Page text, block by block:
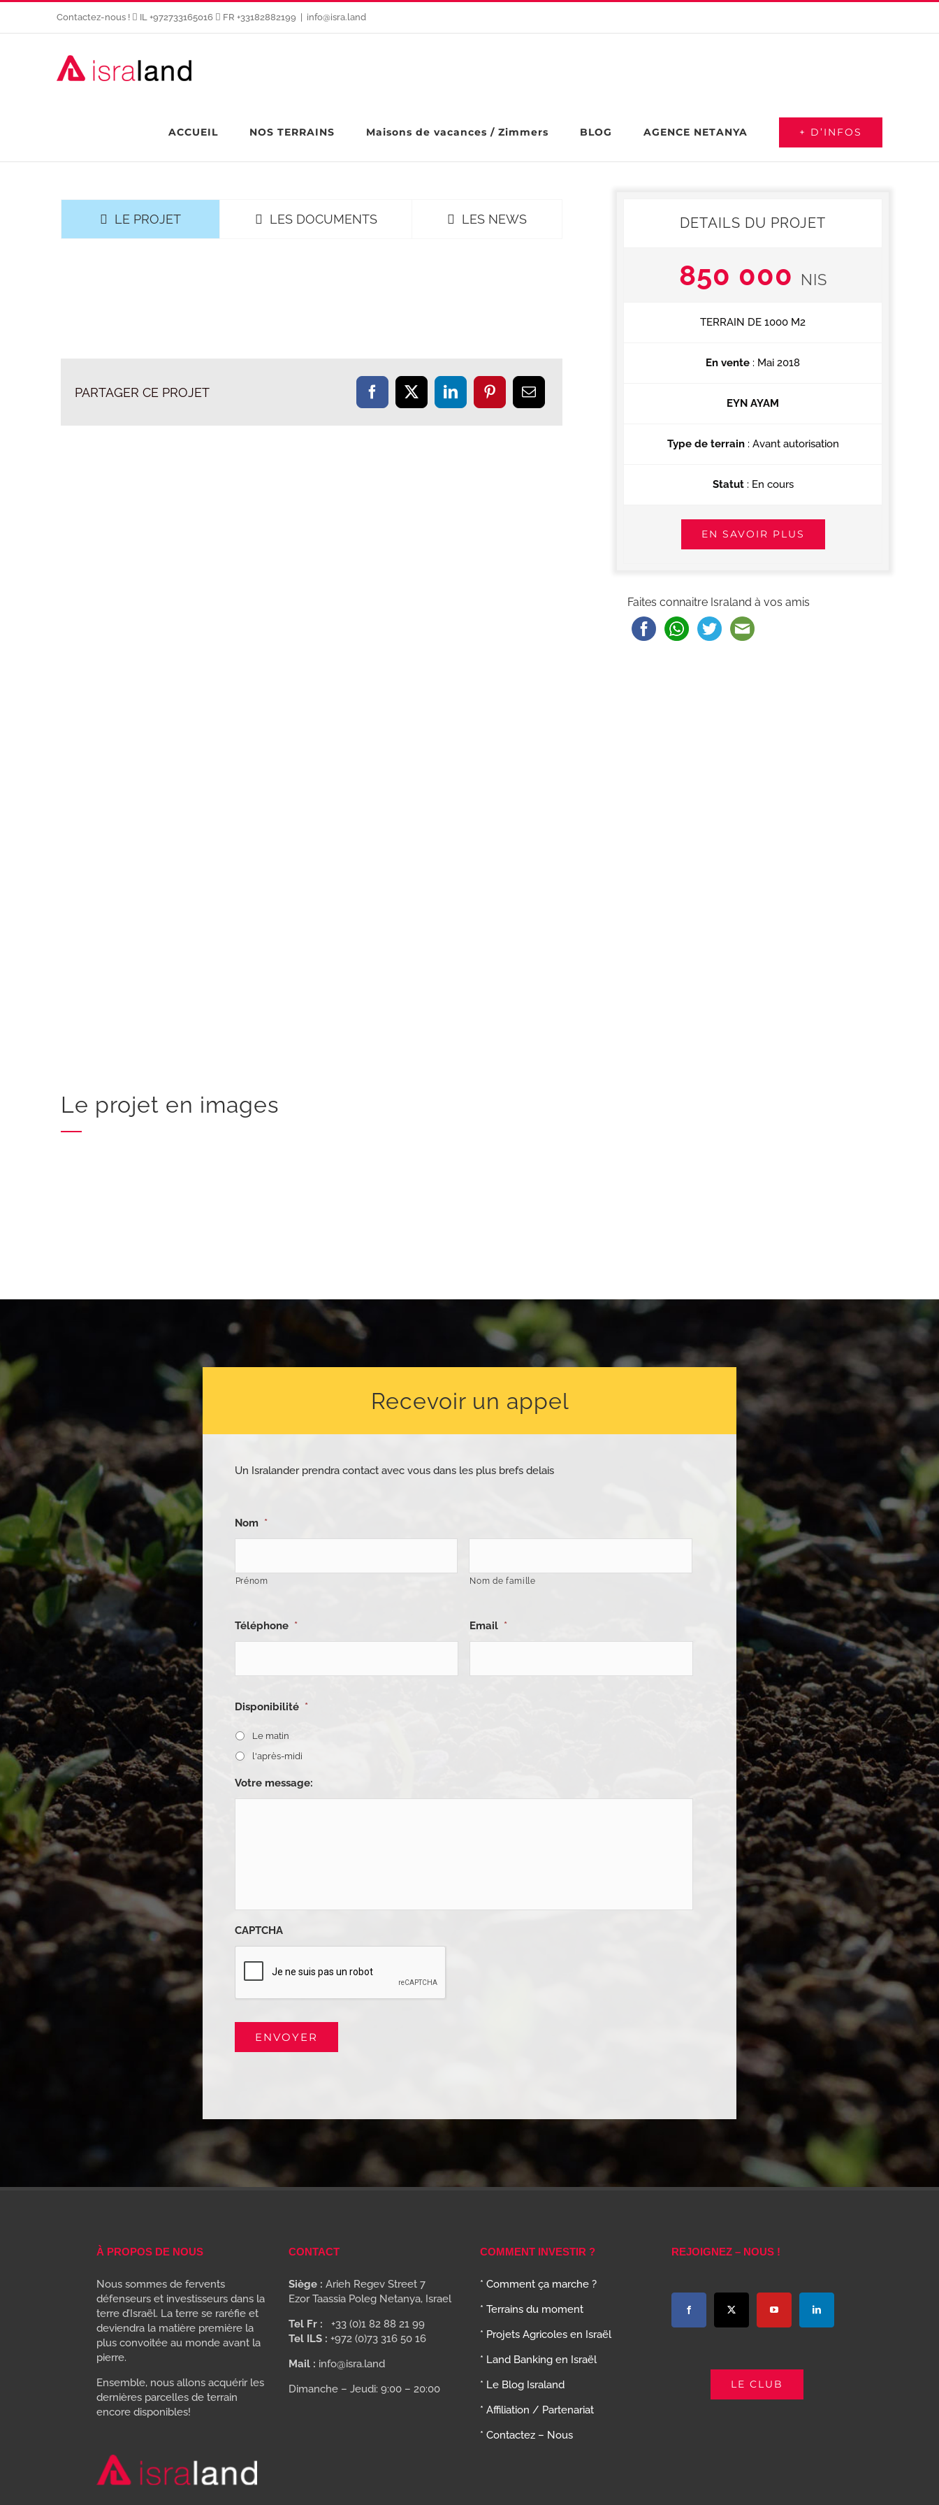
Contactez-nous ! IL +972733165016 FR +33182882199 info@isra.land
ACCUEIL NOS TERRAINS Maisons de vacances / Zimmers BLOG AGENCE NETANYA + D’INFOS
LE PROJET LES DOCUMENTS LES NEWS
PARTAGER CE PROJET
DETAILS DU PROJET
850 000 NIS
TERRAIN DE 1000 M2
En vente : Mai 2018
EYN AYAM
Type de terrain : Avant autorisation
Statut : En cours
EN SAVOIR PLUS
Faites connaitre Israland à vos amis
Le projet en images
Recevoir un appel
Un Isralander prendra contact avec vous dans les plus brefs delais
Nom *
Prénom Nom de famille
Téléphone * Email *
Disponibilité *
Le matin
l'après-midi
Votre message:
CAPTCHA
À PROPOS DE NOUS
Nous sommes de fervents
défenseurs et investisseurs dans la
terre d’Israël. La terre se raréfie et
deviendra la matière première la
plus convoitée au monde avant la
pierre.
Ensemble, nous allons acquérir les
dernières parcelles de terrain
encore disponibles!
CONTACT
Siège : Arieh Regev Street 7
Ezor Taassia Poleg Netanya, Israel
Tel Fr : +33 (0)1 82 88 21 99
Tel ILS : +972 (0)73 316 50 16
Mail : info@isra.land
Dimanche – Jeudi: 9:00 – 20:00
COMMENT INVESTIR ?
* Comment ça marche ?
* Terrains du moment
* Projets Agricoles en Israël
* Land Banking en Israël
* Le Blog Israland
* Affiliation / Partenariat
* Contactez – Nous
REJOIGNEZ – NOUS !
LE CLUB